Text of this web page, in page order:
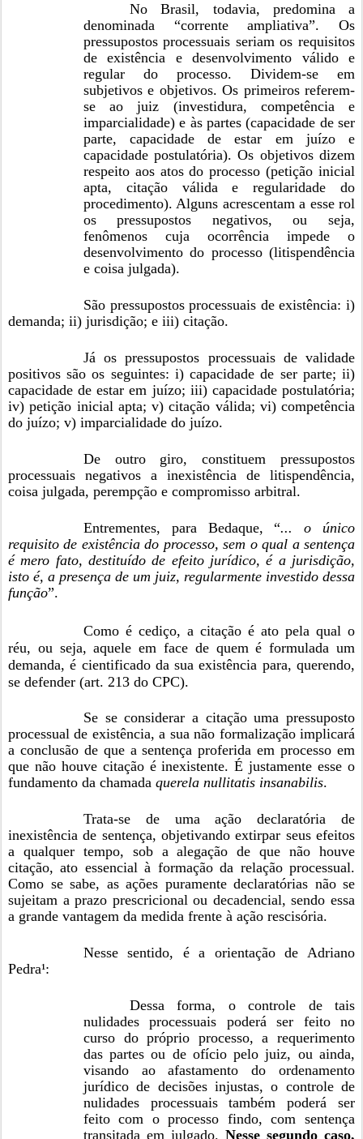
No Brasil, todavia, predomina a
denominada “corrente ampliativa”. Os
pressupostos processuais seriam os requisitos
de existência e desenvolvimento válido e
regular do processo. Dividem-se em
subjetivos e objetivos. Os primeiros referem-
se ao juiz (investidura, competência e
imparcialidade) e às partes (capacidade de ser
parte, capacidade de estar em juízo e
capacidade postulatória). Os objetivos dizem
respeito aos atos do processo (petição inicial
apta, citação válida e regularidade do
procedimento). Alguns acrescentam a esse rol
os pressupostos negativos, ou seja,
fenômenos cuja ocorrência impede o
desenvolvimento do processo (litispendência
e coisa julgada).
São pressupostos processuais de existência: i)
demanda; ii) jurisdição; e iii) citação.
Já os pressupostos processuais de validade
positivos são os seguintes: i) capacidade de ser parte; ii)
capacidade de estar em juízo; iii) capacidade postulatória;
iv) petição inicial apta; v) citação válida; vi) competência
do juízo; v) imparcialidade do juízo.
De outro giro, constituem pressupostos
processuais negativos a inexistência de litispendência,
coisa julgada, perempção e compromisso arbitral.
Entrementes, para Bedaque, “... o único
requisito de existência do processo, sem o qual a sentença
é mero fato, destituído de efeito jurídico, é a jurisdição,
isto é, a presença de um juiz, regularmente investido dessa
função”.
Como é cediço, a citação é ato pela qual o
réu, ou seja, aquele em face de quem é formulada um
demanda, é cientificado da sua existência para, querendo,
se defender (art. 213 do CPC).
Se se considerar a citação uma pressuposto
processual de existência, a sua não formalização implicará
a conclusão de que a sentença proferida em processo em
que não houve citação é inexistente. É justamente esse o
fundamento da chamada querela nullitatis insanabilis.
Trata-se de uma ação declaratória de
inexistência de sentença, objetivando extirpar seus efeitos
a qualquer tempo, sob a alegação de que não houve
citação, ato essencial à formação da relação processual.
Como se sabe, as ações puramente declaratórias não se
sujeitam a prazo prescricional ou decadencial, sendo essa
a grande vantagem da medida frente à ação rescisória.
Nesse sentido, é a orientação de Adriano
Pedra¹:
Dessa forma, o controle de tais
nulidades processuais poderá ser feito no
curso do próprio processo, a requerimento
das partes ou de ofício pelo juiz, ou ainda,
visando ao afastamento do ordenamento
jurídico de decisões injustas, o controle de
nulidades processuais também poderá ser
feito com o processo findo, com sentença
transitada em julgado. Nesse segundo caso,